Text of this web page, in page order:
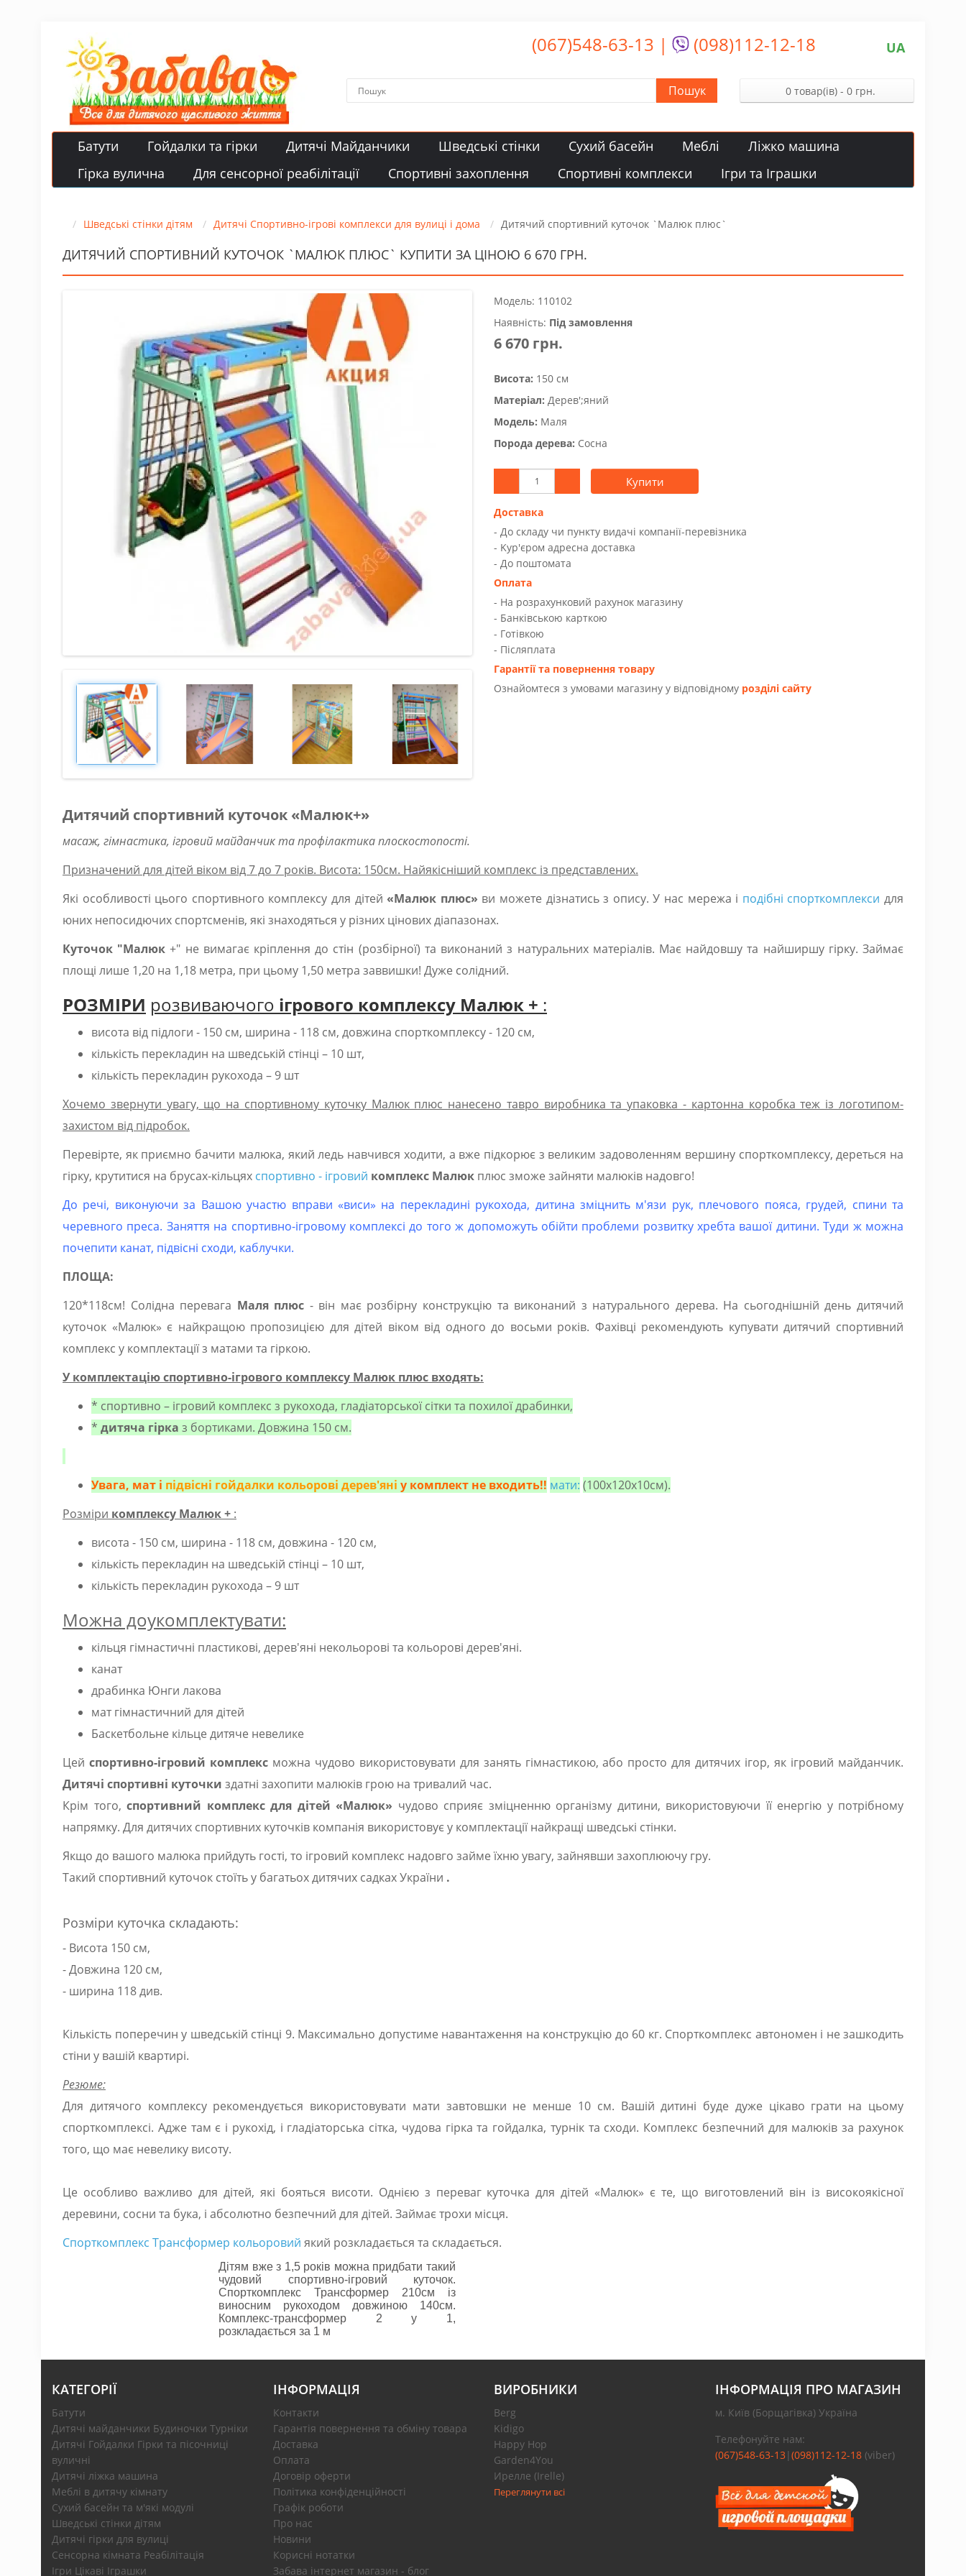
(067)548-63-13 | (098)112-12-18 UA
Пошук 0 товар(ів) - 0 грн.
Батути Гойдалки та гірки Дитячі Майданчики Шведські стінки Сухий басейн Меблі
Ліжко машина
Гірка вулична
Для сенсорної реабілітації Спортивні захоплення Спортивні комплекси Ігри та Іграшки
Шведські стінки дітям Дитячі Спортивно-ігрові комплекси для вулиці і дома Дитячий спортивний куточок `Малюк плюс`
ДИТЯЧИЙ СПОРТИВНИЙ КУТОЧОК `МАЛЮК ПЛЮС` КУПИТИ ЗА ЦІНОЮ 6 670 ГРН.
Модель: 110102
Наявність: Під замовлення
6 670 грн.
Висота: 150 см
Матеріал: Дерев';яний
Модель: Маля
Порода дерева: Сосна
Купити
Доставка
- До складу чи пункту видачі компанії-перевізника
- Kур'єром адресна доставка
- До поштомата
Оплата
- На розрахунковий рахунок магазину
- Банківською карткою
- Готівкою
- Післяплата
Гарантії та повернення товару
Ознайомтеся з умовами магазину у відповідному розділі сайту
Дитячий спортивний куточок «Малюк+»
масаж, гімнастика, ігровий майданчик та профілактика плоскостопості.
Призначений для дітей віком від 7 до 7 років. Висота: 150см. Найякісніший комплекс із представлених.
Які особливості цього спортивного комплексу для дітей«Малюк плюс» ви можете дізнатись з опису. У нас мережа і подібні спорткомплекси для
юних непосидючих спортсменів, які знаходяться у різних цінових діапазонах.
Куточок "Малюк +" не вимагає кріплення до стін (розбірної) та виконаний з натуральних матеріалів. Має найдовшу та найширшу гірку. Займає
площі лише 1,20 на 1,18 метра, при цьому 1,50 метра заввишки! Дуже солідний.
РОЗМІРИ розвиваючого ігрового комплексу Малюк + :
висота від підлоги - 150 см, ширина - 118 см, довжина спорткомплексу - 120 см,
кількість перекладин на шведській стінці – 10 шт,
кількість перекладин рукохода – 9 шт
Хочемо звернути увагу, що на спортивному куточку Малюк плюс нанесено тавро виробника та упаковка - картонна коробка теж із логотипом-
захистом від підробок.
Перевірте, як приємно бачити малюка, який ледь навчився ходити, а вже підкорює з великим задоволенням вершину спорткомплексу, дереться на
гірку, крутитися на брусах-кільцях спортивно - ігровий комплекс Малюк плюс зможе зайняти малюків надовго!
До речі, виконуючи за Вашою участю вправи «виси» на перекладині рукохода, дитина зміцнить м'язи рук, плечового пояса, грудей, спини та
черевного преса. Заняття на спортивно-ігровому комплексі до того ж допоможуть обійти проблеми розвитку хребта вашої дитини. Туди ж можна
почепити канат, підвісні сходи, каблучки.
ПЛОЩА:
120*118см! Солідна перевага Маля плюс - він має розбірну конструкцію та виконаний з натурального дерева. На сьогоднішній день дитячий
куточок «Малюк» є найкращою пропозицією для дітей віком від одного до восьми років. Фахівці рекомендують купувати дитячий спортивний
комплекс у комплектації з матами та гіркою.
У комплектацію спортивно-ігрового комплексу Малюк плюс входять:
* спортивно – ігровий комплекс з рукохода, гладіаторської сітки та похилої драбинки,
* дитяча гірка з бортиками. Довжина 150 см.
Увага, мат і підвісні гойдалки кольорові дерев'яні у комплект не входить!! мати: (100х120х10см).
Розміри комплексу Малюк + :
висота - 150 см, ширина - 118 см, довжина - 120 см,
кількість перекладин на шведській стінці – 10 шт,
кількість перекладин рукохода – 9 шт
Можна доукомплектувати:
кільця гімнастичні пластикові, дерев'яні некольорові та кольорові дерев'яні.
канат
драбинка Юнги лакова
мат гімнастичний для дітей
Баскетбольне кільце дитяче невелике
Цей спортивно-ігровий комплексможна чудово використовувати для занять гімнастикою, або просто для дитячих ігор, як ігровий майданчик.
Дитячі спортивні куточки здатні захопити малюків грою на тривалий час.
Крім того, спортивний комплекс для дітей «Малюк» чудово сприяє зміцненню організму дитини, використовуючи її енергію у потрібному
напрямку. Для дитячих спортивних куточків компанія використовує у комплектації найкращі шведські стінки.
Якщо до вашого малюка прийдуть гості, то ігровий комплекс надовго займе їхню увагу, зайнявши захоплюючу гру.
Такий спортивний куточок стоїть у багатьох дитячих садках України .
Розміри куточка складають:
- Висота 150 см,
- Довжина 120 см,
- ширина 118 див.
Кількість поперечин у шведській стінці 9. Максимально допустиме навантаження на конструкцію до 60 кг. Спорткомплекс автономен і не зашкодить
стіни у вашій квартирі.
Резюме:
Для дитячого комплексу рекомендується використовувати мати завтовшки не менше 10 см. Вашій дитині буде дуже цікаво грати на цьому
спорткомплексі. Адже там є і рукохід, і гладіаторська сітка, чудова гірка та гойдалка, турнік та сходи. Комплекс безпечний для малюків за рахунок
того, що має невелику висоту.
Це особливо важливо для дітей, які бояться висоти. Однією з переваг куточка для дітей «Малюк» є те, що виготовлений він із високоякісної
деревини, сосни та бука, і абсолютно безпечний для дітей. Займає трохи місця.
Спорткомплекс Трансформер кольоровий який розкладається та складається.
Дітям вже з 1,5 років можна придбати такий
чудовий спортивно-ігровий куточок.
Спорткомплекс Трансформер 210см із
виносним рукоходом довжиною 140см.
Комплекс-трансформер 2 у 1,
розкладається за 1 м
КАТЕГОРІЇ
Батути
Дитячі майданчики Будиночки Турніки
Дитячі Гойдалки Гірки та пісочниці
вуличні
Дитячі ліжка машина
Меблі в дитячу кімнату
Сухий басейн та м'які модулі
Шведські стінки дітям
Дитячі гірки для вулиці
Сенсорна кімната Реабілітація
Ігри Цікаві Іграшки
ІНФОРМАЦІЯ
Контакти
Гарантія повернення та обміну товара
Доставка
Оплата
Договір оферти
Політика конфіденційності
Графік роботи
Про нас
Новини
Корисні нотатки
Забава інтернет магазин - блог
ВИРОБНИКИ
Berg
Kidigo
Happy Hop
Garden4You
Ирелле (Irelle)
Переглянути всі
ІНФОРМАЦІЯ ПРО МАГАЗИН
м. Київ (Борщагівка) Україна
Телефонуйте нам:
(067)548-63-13| (098)112-12-18(viber)